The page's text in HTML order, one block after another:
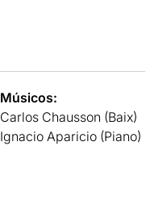
Músicos:
Carlos Chausson (Baix)
Ignacio Aparicio (Piano)